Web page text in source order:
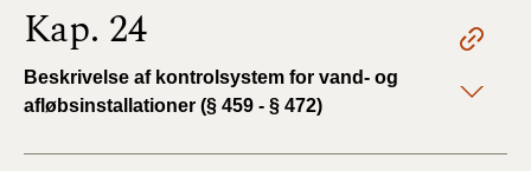
Kap. 24
Beskrivelse af kontrolsystem for vand- og
afløbsinstallationer (§ 459 - § 472)